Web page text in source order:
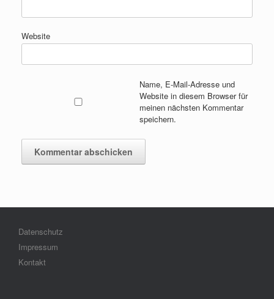
Website
Name, E-Mail-Adresse und
Website in diesem Browser für
meinen nächsten Kommentar
speichern.
Datenschutz
Impressum
Kontakt